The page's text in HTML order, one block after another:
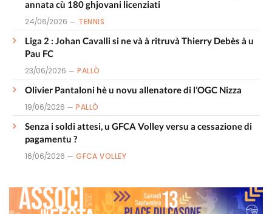
annata cù 180 ghjovani licenziati
24/06/2026 TENNIS
Liga 2 : Johan Cavalli si ne và à ritruvà Thierry Debès à u
Pau FC
23/06/2026 PALLÒ
Olivier Pantaloni hè u novu allenatore di l’OGC Nizza
19/06/2026 PALLÒ
Senza i soldi attesi, u GFCA Volley versu a cessazione di
pagamentu ?
16/06/2026 GFCA VOLLEY